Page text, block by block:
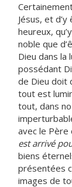
Jésus, et
heureux,
noble que
Dieu dans la
possédant
de Dieu doit
tout est
tout, dans
avec le Père
est arrivé
biens
présentées
images de